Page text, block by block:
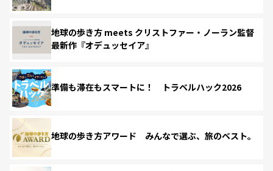
地球の歩き方 meets クリストファー・ノーラン監督
最新作『オデュッセイア』
準備も滞在もスマートに！ トラベルハック2026
地球の歩き方アワード みんなで選ぶ、旅のベスト。